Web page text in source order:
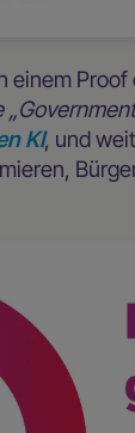
einem
KI, und